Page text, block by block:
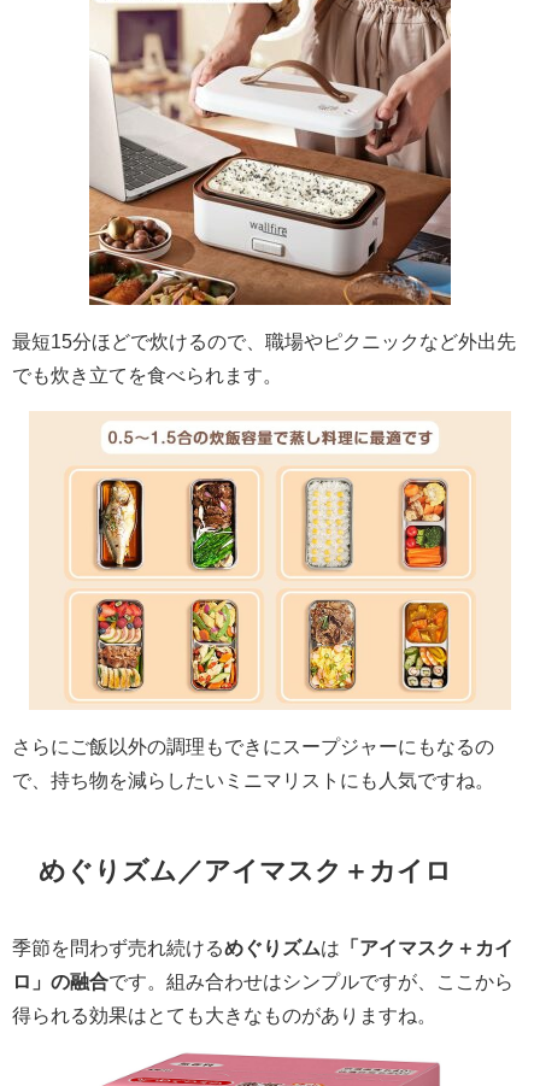
最短15分ほどで炊けるので、職場やピクニックなど外出先
でも炊き立てを食べられます。
さらにご飯以外の調理もできにスープジャーにもなるの
で、持ち物を減らしたいミニマリストにも人気ですね。
めぐりズム／アイマスク＋カイロ
季節を問わず売れ続けるめぐりズムは 「アイマスク＋カイ
ロ」の融合です。組み合わせはシンプルですが、ここから
得られる効果はとても大きなものがありますね。